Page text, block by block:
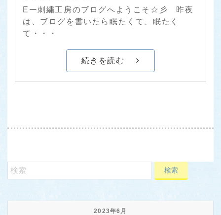
Eー刺繍工房のブログへようこそ☆彡 昨夜
は、ブログを書いたら眠たくて、眠たく
て・・・
続きを読む
2023年6月